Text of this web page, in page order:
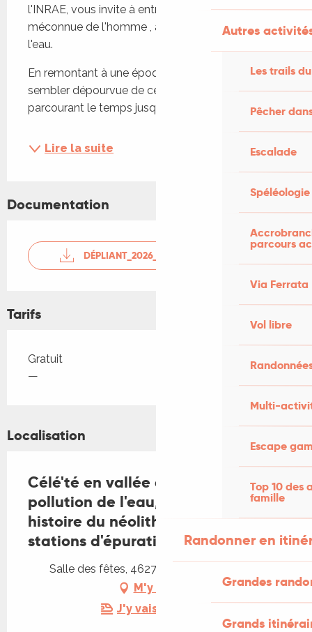
Autres
Les trails
Pêcher
Escalade
Spéléologie
parcours
Via Ferrata
Vol libre
Multi-
Escape
Top 10 des
famille
Randonner en
Grandes
Grands
l'INRAE, vous invite à entrevoir une histoire
méconnue de l'homme , à travers la pollution de
l'eau.
En remontant à une époque qui pourrait nous
sembler dépourvue de ce problème et en
parcourant le temps jusqu'à...
Lire la suite
Documentation
DÉPLIANT_2026_WEB
Tarifs
Tarifs 2026
Gratuit
—
Localisation
Célé'té en vallée du Célé :
pollution de l'eau, une brève
histoire du néolithique aux
stations d'épuration
Salle des fêtes, 46270 Saint-Jean-Mirabel
M'y rendre
J'y vais en train !